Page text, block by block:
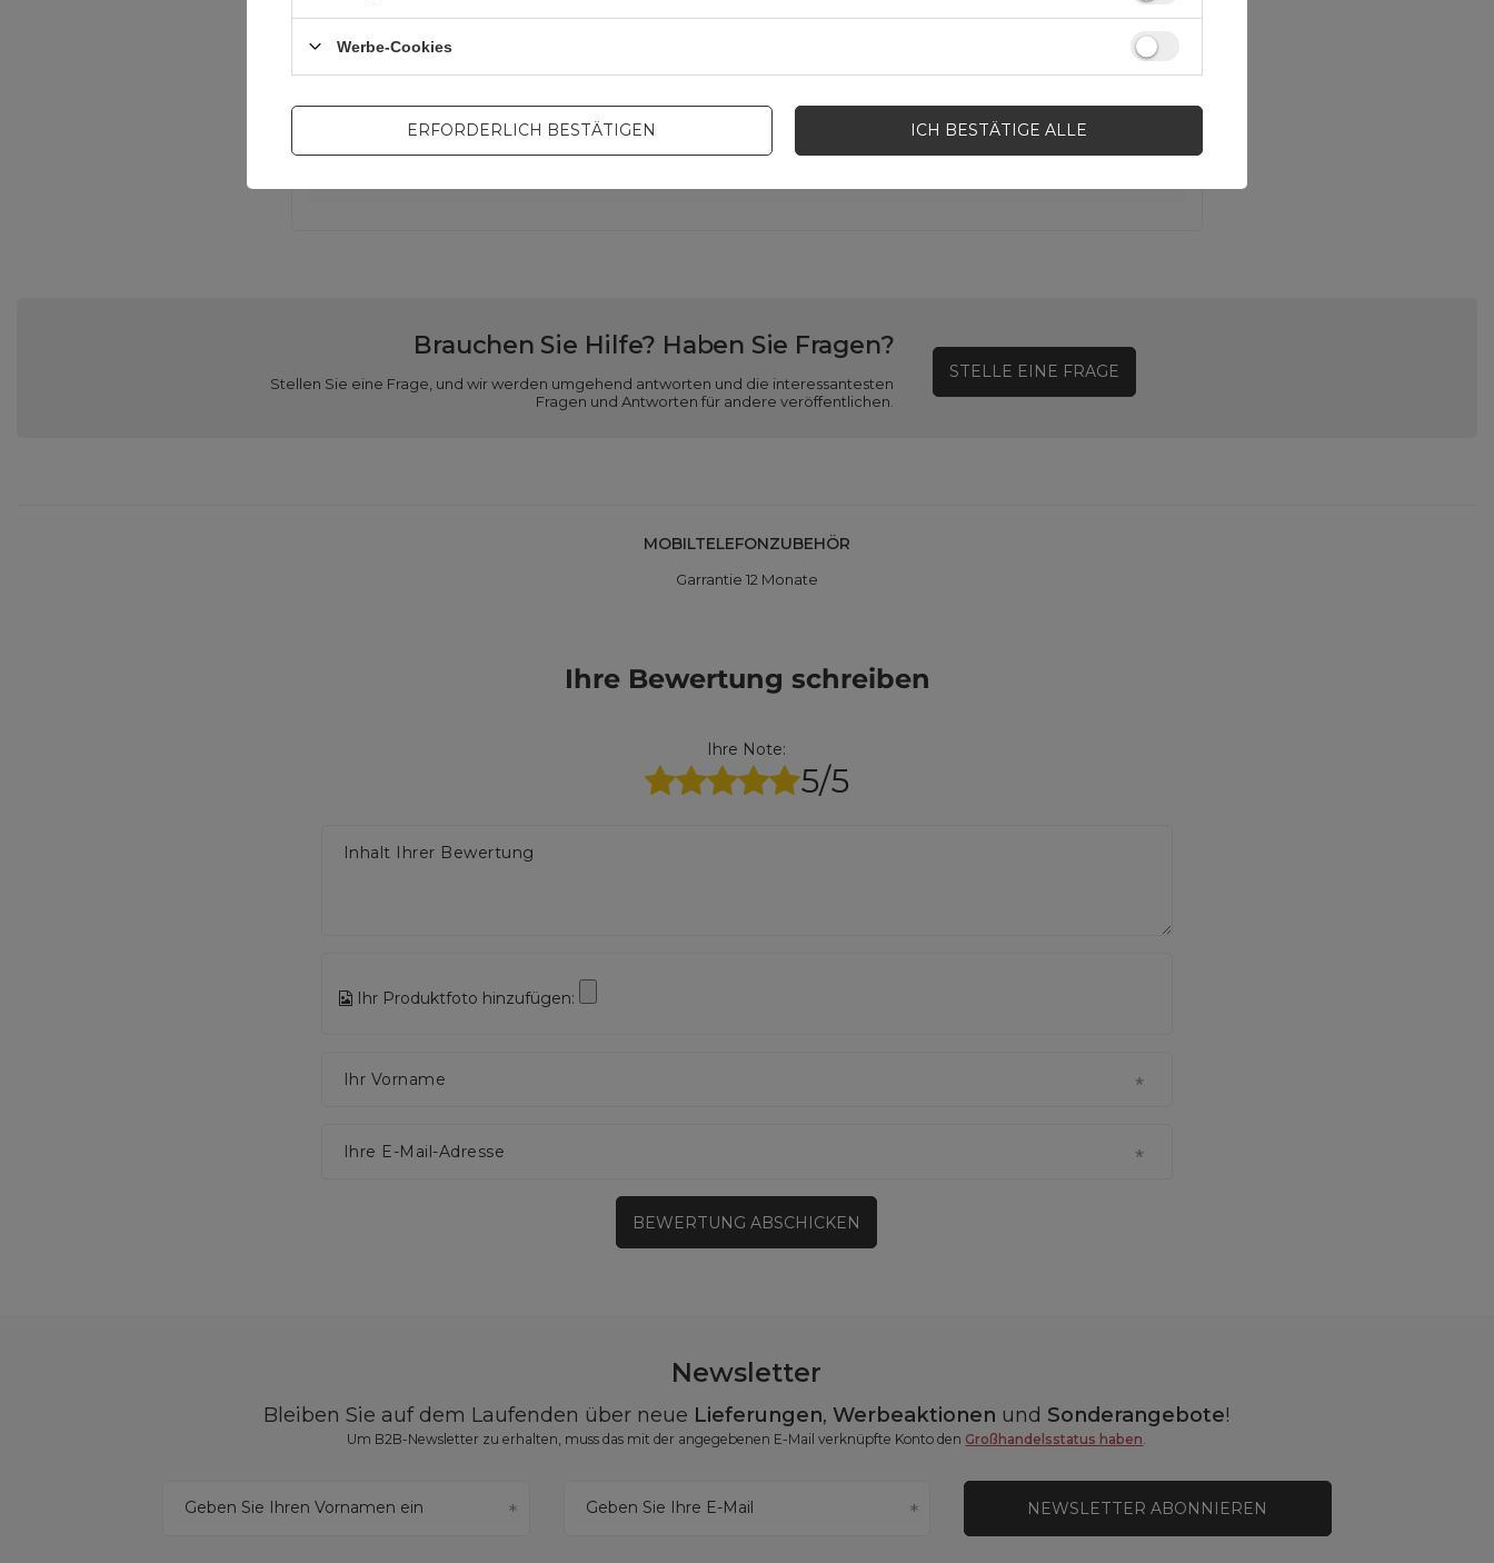
3
Brauchen Sie Hilfe? Haben Sie Fragen?
Stellen Sie eine Frage, und wir werden umgehend antworten und die interessantesten
Fragen und Antworten für andere veröffentlichen.
STELLE EINE FRAGE
MOBILTELEFONZUBEHÖR
Garrantie 12 Monate
Ihre Bewertung schreiben
Ihre Note:
5/5
Inhalt Ihrer Bewertung
Ihr Produktfoto hinzufügen:
Ihr Vorname
Ihre E-Mail-Adresse
BEWERTUNG ABSCHICKEN
Newsletter
Bleiben Sie auf dem Laufenden über neue Lieferungen,Werbeaktionen und Sonderangebote!
Um B2B-Newsletter zu erhalten, muss das mit der angegebenen E-Mail verknüpfte Konto den Großhandelsstatus haben.
Geben Sie Ihren Vornamen ein Geben Sie Ihre E-Mail NEWSLETTER ABONNIEREN
Werbe-Cookies
ERFORDERLICH BESTÄTIGEN ICH BESTÄTIGE ALLE